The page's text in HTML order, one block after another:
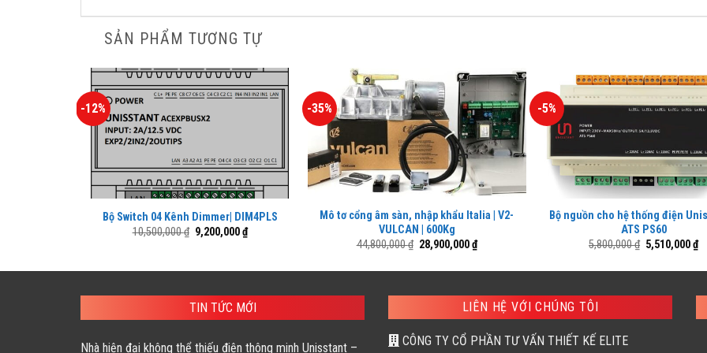
SẢN PHẨM TƯƠNG TỰ
-12%
Bộ Switch 04 Kênh Dimmer| DIM4PLS
10,500,000₫ Giá
gốc
9,200,000₫Giá
hiện
9,200,000 ₫.
-35%
Mô tơ cổng âm sàn, nhập khẩu Italia | V2-
VULCAN | 600Kg
44,800,000₫ Giá
gốc
28,900,000₫Giá
hiện
-5%
Bộ nguồn cho hệ thống điện
ATS PS60
5,800,000₫ Giá
gốc
5,510,000₫Giá
TIN TỨC MỚI
Nhà hiện đại không thể thiếu điện thông minh Unisstant –
LIÊN HỆ VỚI CHÚNG TÔI
CÔNG TY CỔ PHẦN TƯ VẤN THIẾT KẾ ELITE